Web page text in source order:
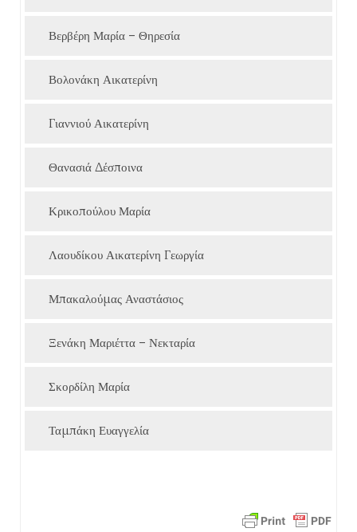
Βερβέρη Μαρία – Θηρεσία
Βολονάκη Αικατερίνη
Γιαννιού Αικατερίνη
Θανασιά Δέσποινα
Κρικοπούλου Μαρία
Λαουδίκου Αικατερίνη Γεωργία
Μπακαλούμας Αναστάσιος
Ξενάκη Μαριέττα – Νεκταρία
Σκορδίλη Μαρία
Ταμπάκη Ευαγγελία